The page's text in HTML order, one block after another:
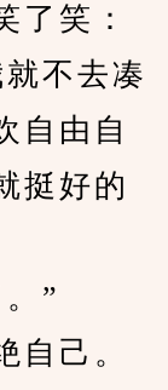
笑：
不去凑
自由自
挺好的
”
己。